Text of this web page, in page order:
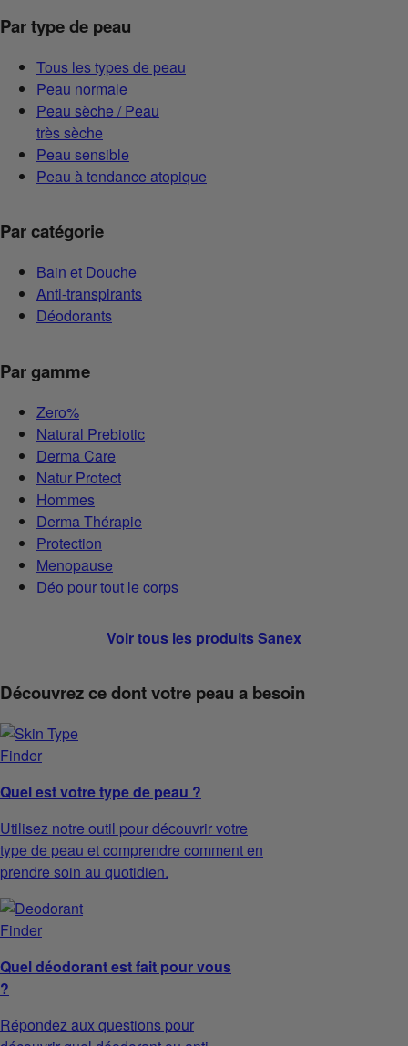
Par type de peau
Tous les types de peau
Peau normale
Peau sèche / Peau
très sèche
Peau sensible
Peau à tendance atopique
Par catégorie
Bain et Douche
Anti-transpirants
Déodorants
Par gamme
Zero%
Natural Prebiotic
Derma Care
Natur Protect
Hommes
Derma Thérapie
Protection
Menopause
Déo pour tout le corps
Voir tous les produits Sanex
Découvrez ce dont votre peau a besoin
Quel est votre type de peau ?
Utilisez notre outil pour découvrir votre
type de peau et comprendre comment en
prendre soin au quotidien.
Quel déodorant est fait pour vous
?
Répondez aux questions pour